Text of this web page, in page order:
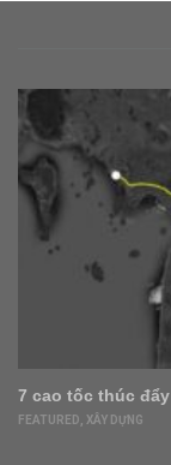
8 văn phòng
DOANH NGHIỆP,